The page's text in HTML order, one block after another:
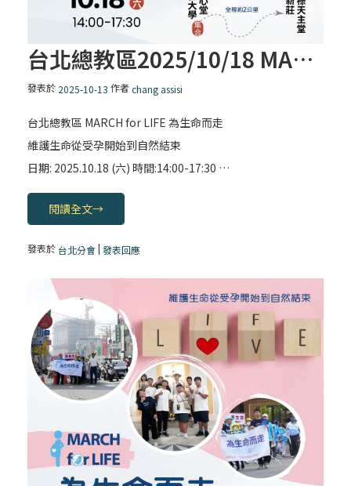
台北總教區2025/10/18 MARCH for LIFE 為生命而走
發表於 2025-10-13 作者chang assisi
台北總教區 MARCH for LIFE 為生命而走
維護生命從受孕開始到自然結束
日期: 2025.10.18 (六) 時間:14:00-17:30 …
閱讀全文→
發表於 台北分會|發表回應